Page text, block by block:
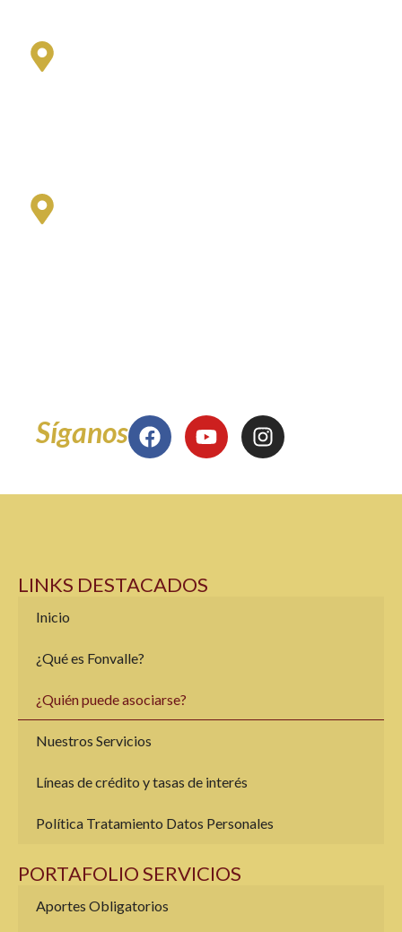
Síganos
LINKS DESTACADOS
Inicio
¿Qué es Fonvalle?
¿Quién puede asociarse?
Nuestros Servicios
Líneas de crédito y tasas de interés
Política Tratamiento Datos Personales
PORTAFOLIO SERVICIOS
Aportes Obligatorios